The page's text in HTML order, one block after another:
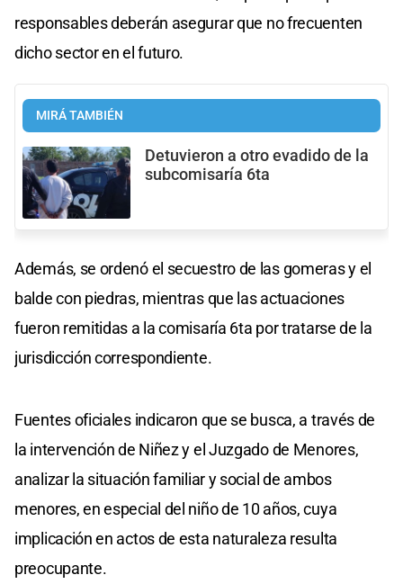
responsables deberán asegurar que no frecuenten
dicho sector en el futuro.
MIRÁ TAMBIÉN
Detuvieron a otro evadido de la
subcomisaría 6ta
Además, se ordenó el secuestro de las gomeras y el
balde con piedras, mientras que las actuaciones
fueron remitidas a la comisaría 6ta por tratarse de la
jurisdicción correspondiente.
Fuentes oficiales indicaron que se busca, a través de
la intervención de Niñez y el Juzgado de Menores,
analizar la situación familiar y social de ambos
menores, en especial del niño de 10 años, cuya
implicación en actos de esta naturaleza resulta
preocupante.